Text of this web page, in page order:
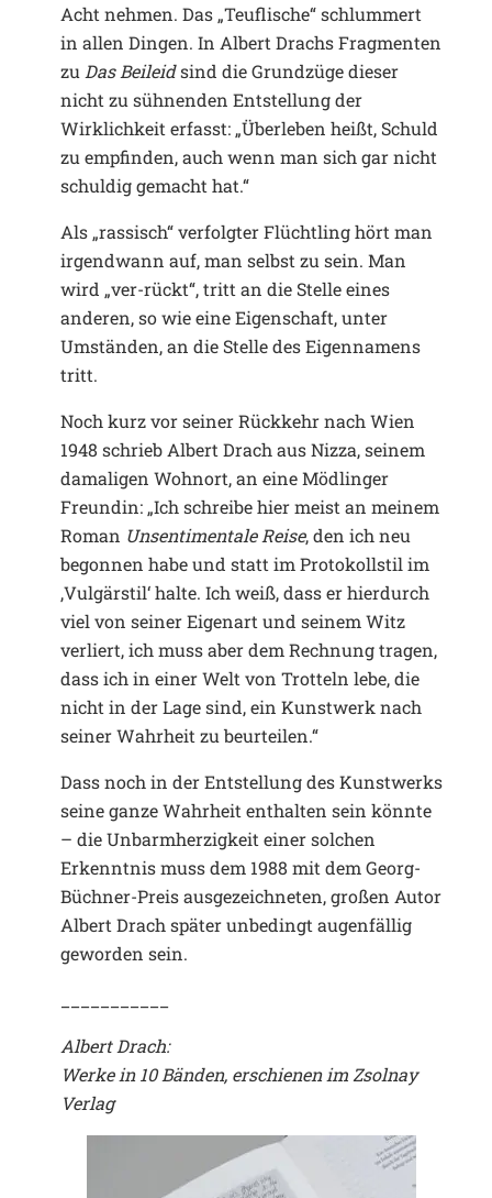
Acht nehmen. Das „Teuflische“ schlummert
in allen Dingen. In Albert Drachs Fragmenten
zu Das Beileidsind die Grundzüge dieser
nicht zu sühnenden Entstellung der
Wirklichkeit erfasst: „Überleben heißt, Schuld
zu empfinden, auch wenn man sich gar nicht
schuldig gemacht hat.“
Als „rassisch“ verfolgter Flüchtling hört man
irgendwann auf, man selbst zu sein. Man
wird „ver-rückt“, tritt an die Stelle eines
anderen, so wie eine Eigenschaft, unter
Umständen, an die Stelle des Eigennamens
tritt.
Noch kurz vor seiner Rückkehr nach Wien
1948 schrieb Albert Drach aus Nizza, seinem
damaligen Wohnort, an eine Mödlinger
Freundin: „Ich schreibe hier meist an meinem
Roman Unsentimentale Reise, den ich neu
begonnen habe und statt im Protokollstil im
,Vulgärstil‘ halte. Ich weiß, dass er hierdurch
viel von seiner Eigenart und seinem Witz
verliert, ich muss aber dem Rechnung tragen,
dass ich in einer Welt von Trotteln lebe, die
nicht in der Lage sind, ein Kunstwerk nach
seiner Wahrheit zu beurteilen.“
Dass noch in der Entstellung des Kunstwerks
seine ganze Wahrheit enthalten sein könnte
– die Unbarmherzigkeit einer solchen
Erkenntnis muss dem 1988 mit dem Georg-
Büchner-Preis ausgezeichneten, großen Autor
Albert Drach später unbedingt augenfällig
geworden sein.
Albert Drach:
Werke in 10 Bänden, erschienen im Zsolnay
Verlag